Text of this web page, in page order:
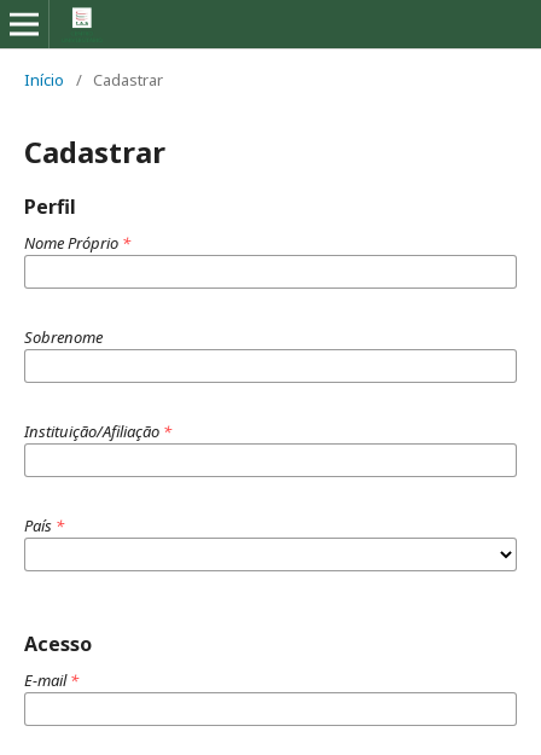
Início / Cadastrar
Cadastrar
Perfil
Nome Próprio *
Sobrenome
Instituição/Afiliação *
País *
Acesso
E-mail*